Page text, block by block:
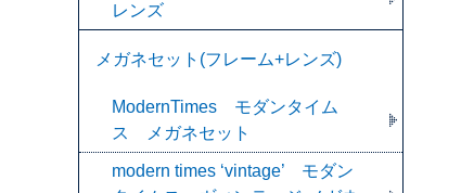
レンズ
メガネセット(フレーム+レンズ)
ModernTimes モダンタイム
ス メガネセット
modern times ‘vintage’ モダン